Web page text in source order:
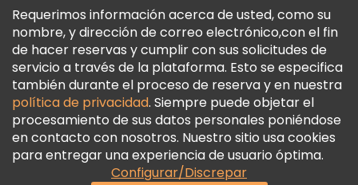
Política De Cookies
Freetour Premios
Programa De Fidelidad
Requerimos información acerca de usted, como su
nombre, y dirección de correo electrónico,con el fin
de hacer reservas y cumplir con sus solicitudes de
servicio a través de la plataforma. Esto se especifica
también durante el proceso de reserva y en nuestra
política de privacidad. Siempre puede objetar el
procesamiento de sus datos personales poniéndose
en contacto con nosotros. Nuestro sitio usa cookies
para entregar una experiencia de usuario óptima.
Configurar/Discrepar